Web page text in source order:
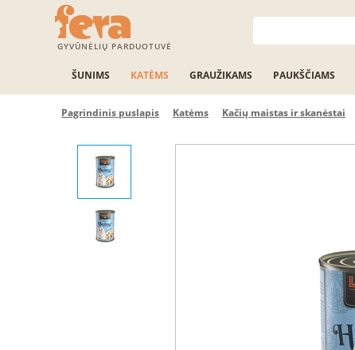
GYVŪNĖLIŲ PARDUOTUVĖ
ŠUNIMS KATĖMS GRAUŽIKAMS PAUKŠČIAMS
Pagrindinis puslapis Katėms Kačių maistas ir skanėstai